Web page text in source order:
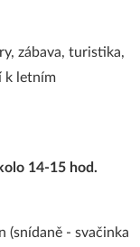
zábava, turistika,
k letním
14-15 hod.
(snídaně - svačinka